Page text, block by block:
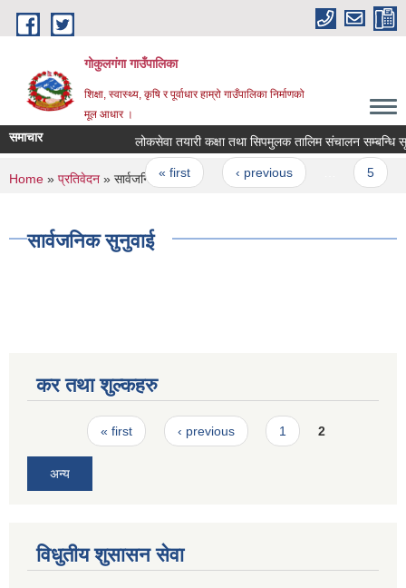
Skip to main content
गोकुलगंगा गाउँपालिका
शिक्षा, स्वास्थ्य, कृषि र पूर्वाधार हाम्रो गाउँपालिका निर्माणको
मूल आधार ।
समाचार लोकसेवा तयारी कक्षा तथा सिपमुलक तालिम संचालन सम्बन्धि
Pages
« first ‹ previous
You are here
Home » प्रतिवेदन » सार्वजनिक सुनुवाई
सार्वजनिक सुनुवाई
कर तथा शुल्कहरु
Pages« first ‹ previous 1 2
अन्य
विधुतीय शुसासन सेवा